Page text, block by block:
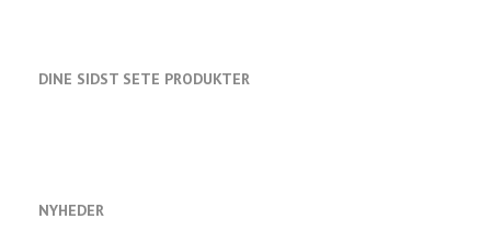
DINE SIDST SETE PRODUKTER
NYHEDER